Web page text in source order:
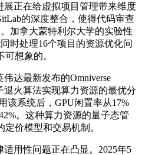
展正在给虚拟项目管理带来维度
的深度整合，使得代码审查
加拿大蒙特利尔大学的实验性
时处理16个项目的资源优化问
想象的。
达最新发布的Omniverse
退火算法实现算力资源的最优分
该系统后，GPU闲置率从17%
。这种算力资源的量子态管
价模型和交易机制。
用性问题正在凸显。2025年5